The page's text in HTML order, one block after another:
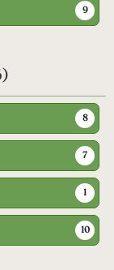
9
8
7
1
10